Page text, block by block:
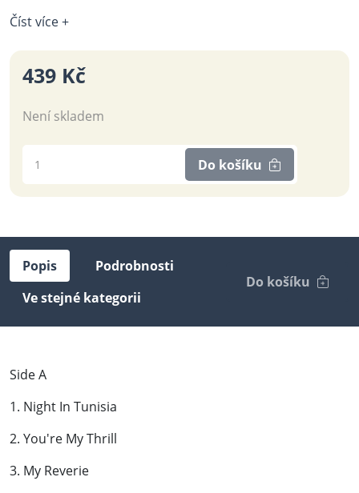
Číst více +
439 Kč
Není skladem
Do košíku
Popis
Podrobnosti
Ve stejné kategorii
Do košíku
Side A
1. Night In Tunisia
2. You're My Thrill
3. My Reverie